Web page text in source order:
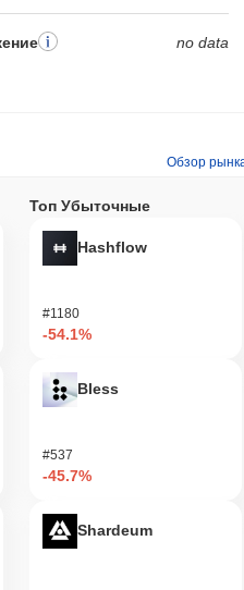
no data
Обзор
(ETH)
Топ Убыточные
Hashflow
#1180
-54.1%
Bless
#537
-45.7%
Shardeum